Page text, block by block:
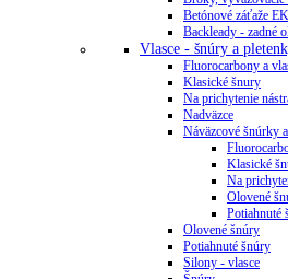
Betónové záťaže
Backleady - zadné
Vlasce - šnúry a
Fluorocarbony a
Klasické šnury
Na prichytenie
Nadväzce
Náväzcové šnúrky
Klasické
Na
Olovené
Potiahnuté
Olovené šnúry
Potiahnuté šnúry
Silony - vlasce